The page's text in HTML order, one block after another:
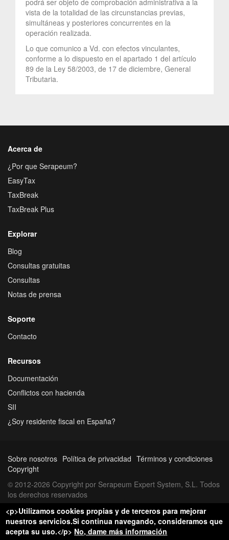
vista de la totalidad de las circunstancias previas,
simultáneas y posteriores concurrentes en la
operación realizada.
Lo que comunico a Vd. con efectos vinculantes,
conforme a lo dispuesto en el apartado 1 del artículo
89 de la Ley 58/2003, de 17 de diciembre, General
Tributaria.
Acerca de
¿Por que Serapeum?
EasyTax
TaxBreak
TaxBreak Plus
Explorar
Blog
Consultas gratuitas
Consultas
Notas de prensa
Soporte
Contacto
Recursos
Documentación
Conflictos con hacienda
SII
¿Soy residente fiscal en España?
Sobre nosotros Política de privacidad Términos y condiciones
Copyright
© 2012-2026 Copyright por Serapeum Expert System, S.L. Todos
los derechos reservados
<p>Utilizamos cookies propias y de terceros para mejorar
nuestros servicios.Si continua navegando, consideramos que
acepta su uso.</p> No, dame más información